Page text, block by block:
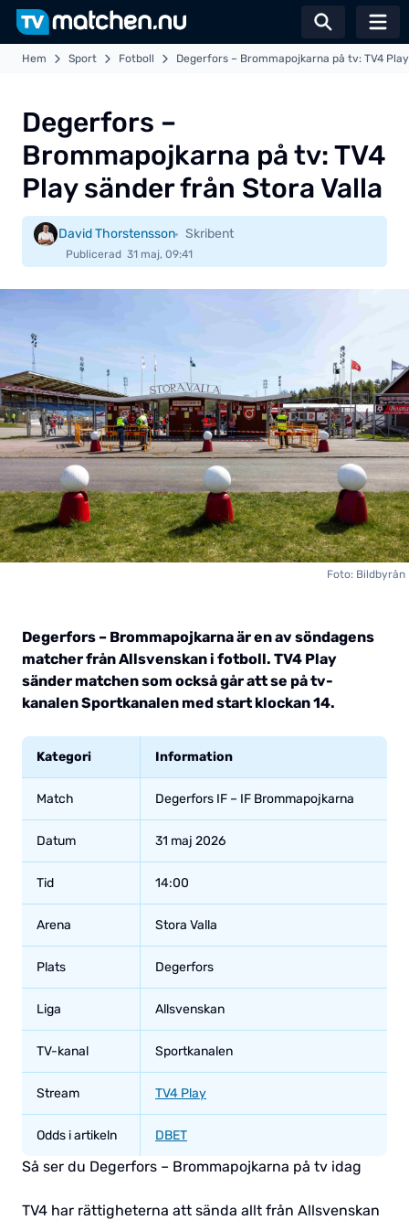
Växla
Hem Sport Fotboll Degerfors – Brommapojkarna på tv: TV4
Degerfors –
Brommapojkarna på tv: TV4
Play sänder från Stora Valla
David Thorstensson Skribent
Publicerad 31 maj, 09:41
Foto: Bildbyrån
Degerfors – Brommapojkarna är en av söndagens
matcher från Allsvenskan i fotboll. TV4 Play
sänder matchen som också går att se på tv-
kanalen Sportkanalen med start klockan 14.
Kategori Information
Match Degerfors IF – IF Brommapojkarna
Datum 31 maj 2026
Tid 14:00
Arena Stora Valla
Plats Degerfors
Liga Allsvenskan
TV-kanal Sportkanalen
Stream TV4 Play
Odds i artikeln DBET
Så ser du Degerfors – Brommapojkarna på tv idag
TV4 har rättigheterna att sända allt från Allsvenskan